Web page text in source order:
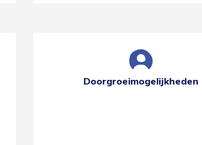
Doorgroeimogelijkheden